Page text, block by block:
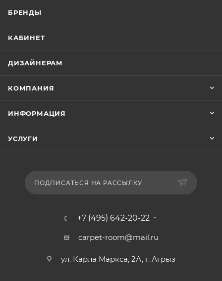
БРЕНДЫ
КАБИНЕТ
ДИЗАЙНЕРАМ
КОМПАНИЯ
ИНФОРМАЦИЯ
УСЛУГИ
ПОДПИСАТЬСЯ НА РАССЫЛКУ
+7 (495) 642-20-22
carpet-room@mail.ru
ул. Карла Маркса, 2А, г. Агрыз